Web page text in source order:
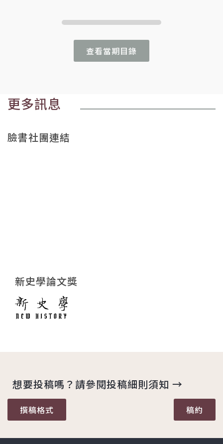
查看當期目錄
更多訊息
臉書社團連結
新史學論文獎
想要投稿嗎？請參閱投稿細則須知 →
撰稿格式 稿約